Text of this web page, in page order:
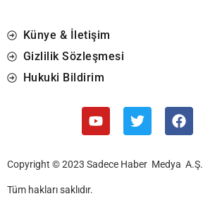
Künye & İletişim
Gizlilik Sözleşmesi
Hukuki Bildirim
Copyright © 2023 Sadece Haber Medya A.Ş.
Tüm hakları saklıdır.